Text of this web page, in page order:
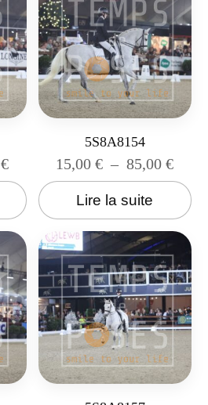
€
5S8A8154
15,00€ – 85,00€
Lire la suite